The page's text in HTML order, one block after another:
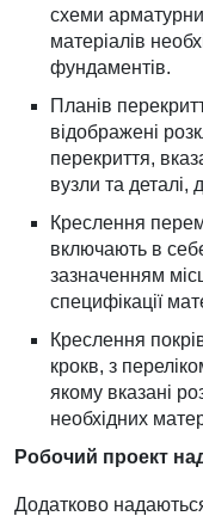
схеми
матеріалів
фундаментів.
Планів
відображені
перекриття,
вузли та деталі,
Креслення
включають в
зазначенням
специфікації
Креслення
крокв, з
якому вказані
необхідних
Робочий проект
Додатково надаються